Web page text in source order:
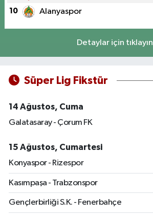
10 Alanyaspor
Detaylar için tıklayın
Süper Lig Fikstür
14 Ağustos, Cuma
Galatasaray - Çorum FK
15 Ağustos, Cumartesi
Konyaspor - Rizespor
Kasımpaşa - Trabzonspor
Gençlerbirliği S.K. - Fenerbahçe